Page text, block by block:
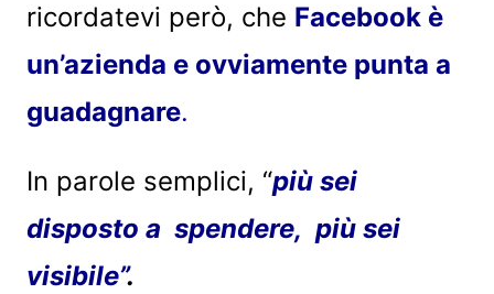
ricordatevi però, che Facebook è
un’azienda e ovviamente punta a
guadagnare.
In parole semplici, “più sei
disposto a spendere, più sei
visibile”.